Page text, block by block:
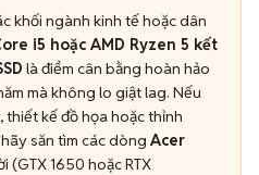
khối ngành kinh tế hoặc dân
i5 hoặc AMD Ryzen 5 kết
là điểm cân bằng hoàn hảo
mà không lo giật lag. Nếu
kế đồ họa hoặc thỉnh
săn tìm các dòng Acer
(GTX 1650 hoặc RTX